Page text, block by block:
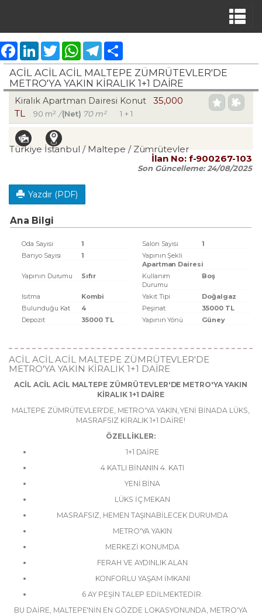
FacebookLinkedInTwitter WhatsAppTelegram
ACİL ACİL ACİL MALTEPE ZÜMRÜTEVLER'DE
METRO'YA YAKIN KİRALIK 1+1 DAİRE
Kiralık Apartman Dairesi Konut
35,000
TL
90 m² /(Net) 70 m² 1 + 1
Türkiye İstanbul / Maltepe / Zümrütevler
İlan No: f-900267-103
Son Güncelleme:24/08/2025
Yazdır (PDF)
Ana Bilgi
Oda Sayısı 1 Salon Sayısı
1
Banyo Sayısı
1
Yapının Şekli
Apartman Dairesi
Yapının Durumu
Sıfır
Kullanım
Durumu
Boş
Isıtma Kombi Yakıt Tipi
Doğalgaz
Bulunduğu Kat
4 Peşinat
35000 TL
Depozit
35000 TL Yapının Yönü Güney
ACİL ACİL ACİL MALTEPE ZÜMRÜTEVLER'DE
METRO'YA YAKIN KİRALIK 1+1 DAİRE
ACİL ACİL ACİL MALTEPE ZÜMRÜTEVLER'DE METRO'YA YAKIN
KİRALIK 1+1 DAİRE
MALTEPE ZÜMRÜTEVLER'DE, METRO'YA YAKIN, YENİ BİNADA LÜKS,
MASRAFSIZ KİRALIK 1+1 DAİRE!
ÖZELLİKLER:
1+1 DAİRE
4 KATLI BİNANIN 4. KATI
YENİ BİNA
LÜKS İÇ MEKAN
MASRAFSIZ, HEMEN TAŞINABİLECEK DURUMDA
METRO'YA YAKIN
MERKEZİ KONUMDA
FERAH VE AYDINLIK ALAN
KONFORLU YAŞAM İMKANI
6 AY PEŞİN TALEP EDİLMEKTEDİR.
BU DAİRE, MALTEPE'NİN EN GÖZDE LOKASYONUNDA, METRO'YA